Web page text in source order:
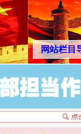
网站栏目